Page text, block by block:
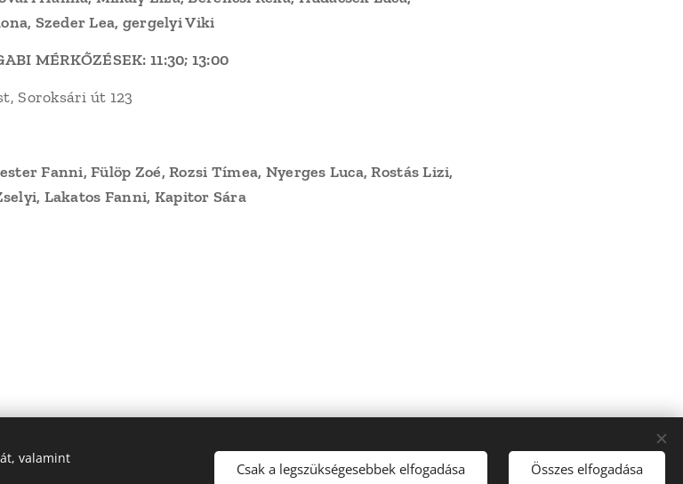
Szeder Lea, gergelyi Viki
MÉRKŐZÉSEK: 11:30; 13:00
Soroksári út 123
Fanni, Fülöp Zoé, Rozsi Tímea, Nyerges Luca, Rostás Lizi,
Lakatos Fanni, Kapitor Sára
| Minden jog fenntartva | Webdesign: Ádám Építő Kft.
valamint
Csak a legszükségesebbek elfogadása Összes elfogadása